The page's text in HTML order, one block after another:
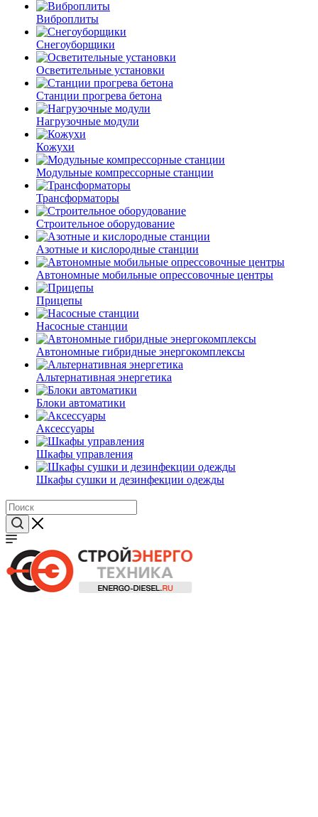
Виброплиты
Снегоуборщики
Осветительные установки
Станции прогрева бетона
Нагрузочные модули
Кожухи
Модульные компрессорные станции
Трансформаторы
Строительное оборудование
Азотные и кислородные станции
Автономные мобильные опрессовочные центры
Прицепы
Насосные станции
Автономные гибридные энергокомплексы
Альтернативная энергетика
Блоки автоматики
Аксессуары
Шкафы управления
Шкафы сушки и дезинфекции одежды